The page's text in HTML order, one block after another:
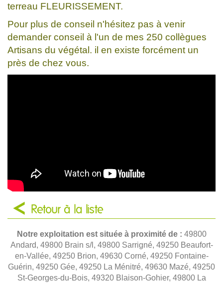
terreau FLEURISSEMENT.
Pour plus de conseil n'hésitez pas à venir
demander conseil à l'un de mes 250 collègues
Artisans du végétal. il en existe forcément un
près de chez vous.
Retour à la liste
Notre exploitation est située à proximité de : 49800
Andard, 49800 Brain s/l, 49800 Sarrigné, 49250 Beaufort-
en-Vallée, 49250 Brion, 49630 Corné, 49250 Fontaine-
Guérin, 49250 Gée, 49250 La Ménitré, 49630 Mazé, 49250
St-Georges-du-Bois, 49320 Blaison-Gohier, 49800 La